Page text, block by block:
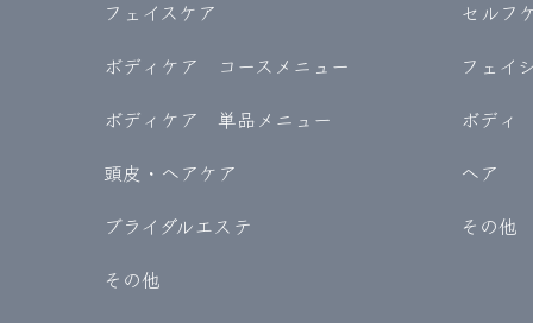
フェイスケア
ボディケア コースメニュー
ボディケア 単品メニュー
頭皮・ヘアケア
ブライダルエステ
その他
セルフ
フェイ
ボディ
ヘア
その他